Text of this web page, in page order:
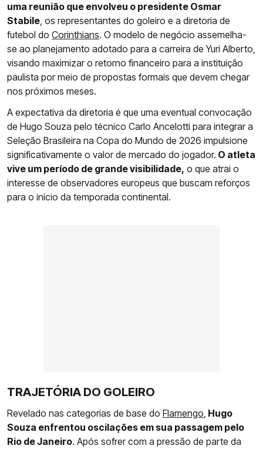
uma reunião que envolveu o presidente Osmar
Stabile, os representantes do goleiro e a diretoria de
futebol do Corinthians. O modelo de negócio assemelha-
se ao planejamento adotado para a carreira de Yuri Alberto,
visando maximizar o retorno financeiro para a instituição
paulista por meio de propostas formais que devem chegar
nos próximos meses.
A expectativa da diretoria é que uma eventual convocação
de Hugo Souza pelo técnico Carlo Ancelotti para integrar a
Seleção Brasileira na Copa do Mundo de 2026 impulsione
significativamente o valor de mercado do jogador. O atleta
vive um período de grande visibilidade, o que atrai o
interesse de observadores europeus que buscam reforços
para o início da temporada continental.
TRAJETÓRIA DO GOLEIRO
Revelado nas categorias de base do Flamengo, Hugo
Souza enfrentou oscilações em sua passagem pelo
Rio de Janeiro. Após sofrer com a pressão de parte da